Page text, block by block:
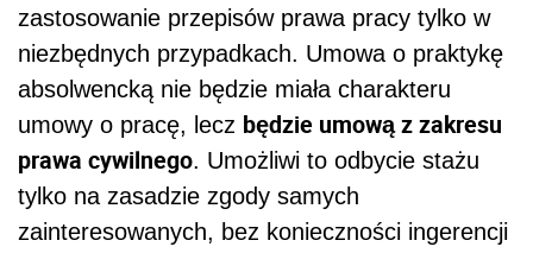
zastosowanie przepisów prawa pracy tylko w
niezbędnych przypadkach. Umowa o praktykę
absolwencką nie będzie miała charakteru
umowy o pracę, lecz będzie umową z zakresu
prawa cywilnego. Umożliwi to odbycie stażu
tylko na zasadzie zgody samych
zainteresowanych, bez konieczności ingerencji